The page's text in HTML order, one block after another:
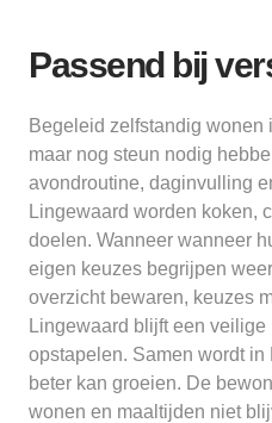
Passend bij
Begeleid zelfstandig
maar nog steun nodig
avondroutine, daginvulling
Lingewaard worden koken,
doelen. Wanneer wanneer
eigen keuzes begrijpen
overzicht bewaren, keuzes
Lingewaard blijft een
opstapelen. Samen wordt in
beter kan groeien. De
wonen en maaltijden niet